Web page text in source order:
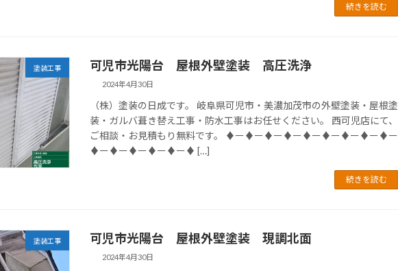
続きを読む
塗装工事 可児市光陽台 屋根外壁塗装 高圧洗浄
2024年4月30日
（株）塗装の日成です。 岐阜県可児市・美濃加茂市の外壁塗装・屋根塗
装・ガルバ葺き替え工事・防水工事はお任せください。 西可児店にて、
ご相談・お見積もり無料です。 ♦ー♦ー♦ー♦ー♦ー♦ー♦ー♦ー♦ー
♦ー♦ー♦ー♦ー♦ー♦ […]
続きを読む
塗装工事 可児市光陽台 屋根外壁塗装 現調北面
2024年4月30日